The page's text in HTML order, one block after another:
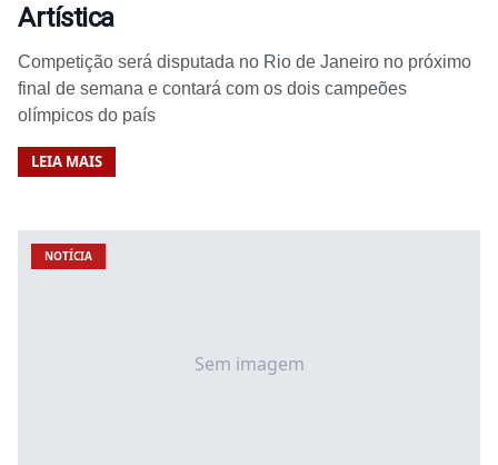
Artística
Competição será disputada no Rio de Janeiro no próximo
final de semana e contará com os dois campeões
olímpicos do país
LEIA MAIS
Sem imagem
NOTÍCIA